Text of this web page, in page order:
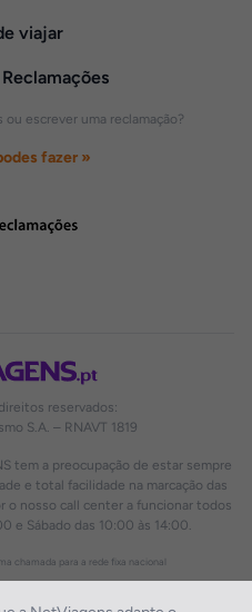
reservados:
S.A. – RNAVT 1819
tem a preocupação de estar sempre
e total facilidade na marcação das
o nosso call center a funcionar todos
e Sábado das 10:00 às 14:00.
chamada para a rede fixa nacional
viajar
escrever uma reclamação?
fazer »